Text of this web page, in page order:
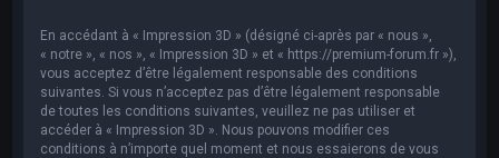
En accédant à « Impression 3D » (désigné ci-après par « nous »,
« notre », « nos », « Impression 3D » et « https://premium-forum.fr »),
vous acceptez d’être légalement responsable des conditions
suivantes. Si vous n’acceptez pas d’être légalement responsable
de toutes les conditions suivantes, veuillez ne pas utiliser et
accéder à « Impression 3D ». Nous pouvons modifier ces
conditions à n’importe quel moment et nous essaierons de vous